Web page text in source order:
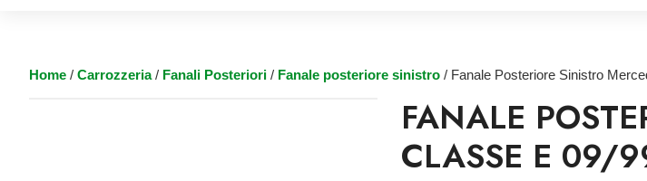
Home / Carrozzeria/ Fanali Posteriori / Fanale posteriore sinistro / Fanale Posteriore Sinistro
FANALE
CLASSE E 09/